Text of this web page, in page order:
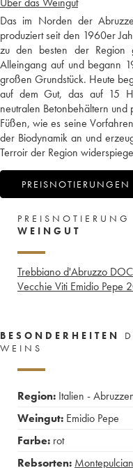
Das im Norden der
produziert seit den 1960er
zu den besten der Region
Alleingang auf und begann
großen Grundstück. Heute
auf dem Gut, das auf 15
neutralen Betonbehältern
Füßen, wie es seine
der Biodynamik an und
Terroir der Region
WEINGUT
Trebbiano d'Abruzzo DOC
Vecchie Viti Emidio Pepe
BESONDERHEITEN
WEINS
Region: Italien -
Weingut: Emidio Pepe
Farbe: rot
Rebsorten: